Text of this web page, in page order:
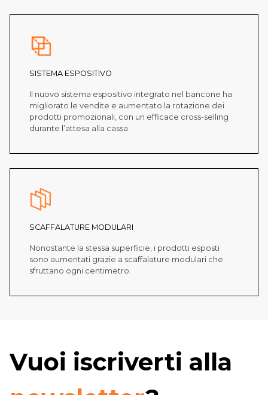
SISTEMA ESPOSITIVO
Il nuovo sistema espositivo integrato nel bancone ha
migliorato le vendite e aumentato la rotazione dei
prodotti promozionali, con un efficace cross-selling
durante l’attesa alla cassa.
SCAFFALATURE MODULARI
Nonostante la stessa superficie, i prodotti esposti
sono aumentati grazie a scaffalature modulari che
sfruttano ogni centimetro.
Vuoi iscriverti alla